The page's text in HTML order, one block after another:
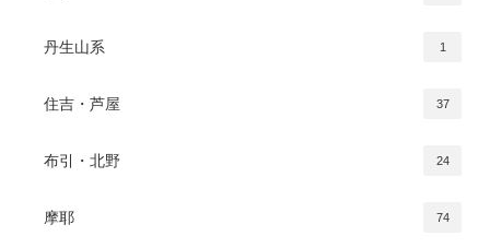
丹生山系 1
住吉・芦屋 37
布引・北野 24
摩耶 74